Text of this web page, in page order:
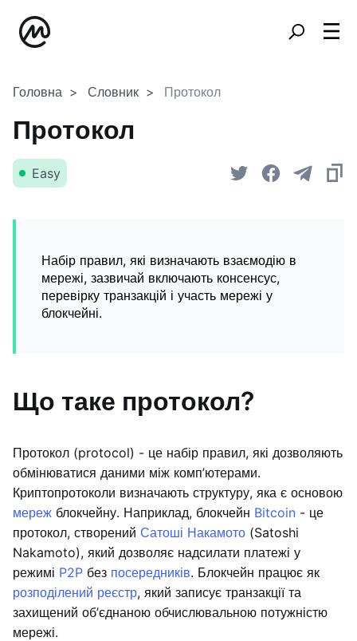
Головна Словник Протокол
Протокол
Easy
Набір правил, які визначають взаємодію в
мережі, зазвичай включають консенсус,
перевірку транзакцій і участь мережі у
блокчейні.
Що таке протокол?
Протокол (protocol) - це набір правил, які дозволяють
обмінюватися даними між комп’ютерами.
Криптопротоколи визначають структуру, яка є основою
мереж блокчейну. Наприклад, блокчейн Bitcoin - це
протокол, створений Сатоші Накамото (Satoshi
Nakamoto), який дозволяє надсилати платежі у
режимі P2P без посередників. Блокчейн працює як
розподілений реєстр, який записує транзакції та
захищений об’єднаною обчислювальною потужністю
мережі.